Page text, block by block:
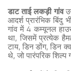
डाट ताई लकड़ी गांव
आदर्श प्रारंभिक बिंदु
गांव में 4 कम्यूनल
था, जिसमें प्रत्येक
टाय, डिन डोंग, डिन
थे, जो पारंपरिक शिल्प